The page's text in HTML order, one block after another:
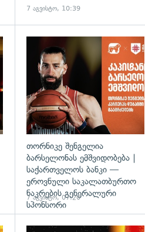
7 აგვისტო, 10:39
თორნიკე შენგელია
ბარსელონას ემშვიდობება |
საქართველოს ბანკი —
ეროვნული საკალათბურთო
ნაკრების გენერალური
სპონსორი
7 აგვისტო, 07:20